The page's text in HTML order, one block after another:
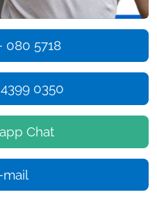
080 5718
0350
Chat
mail